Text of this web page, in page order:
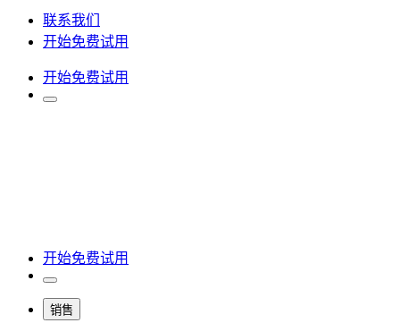
联系我们
开始免费试用
开始免费试用
开始免费试用
销售